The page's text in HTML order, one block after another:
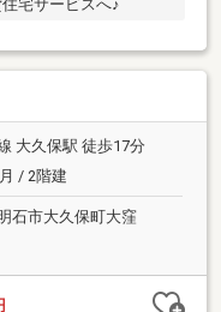
宅サービスへ♪
大久保駅 徒歩17分
/ 2階建
石市大久保町大窪